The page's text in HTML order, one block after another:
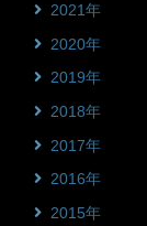
2021年
2020年
2019年
2018年
2017年
2016年
2015年